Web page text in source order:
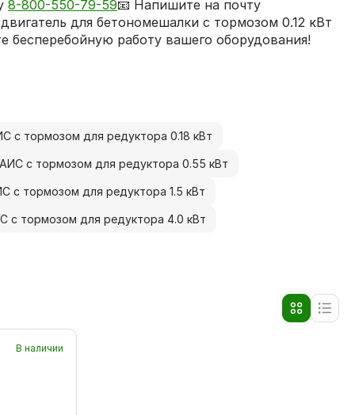
8-800-550-79-59📧 Напишите на почту
для бетономешалки с тормозом 0.12 кВт
бесперебойную работу вашего оборудования!
с тормозом для редуктора 0.18 кВт
с тормозом для редуктора 0.55 кВт
с тормозом для редуктора 1.5 кВт
с тормозом для редуктора 4.0 кВт
В наличии